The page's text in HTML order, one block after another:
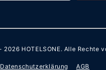
2026 HOTELSONE. Alle Rechte
Datenschutzerklärung AGB